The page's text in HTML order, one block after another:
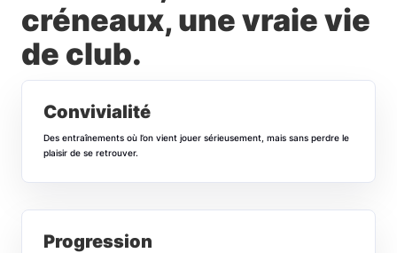
créneaux, une vraie vie
de club.
Convivialité
Des entraînements où l’on vient jouer sérieusement, mais sans perdre le
plaisir de se retrouver.
Progression